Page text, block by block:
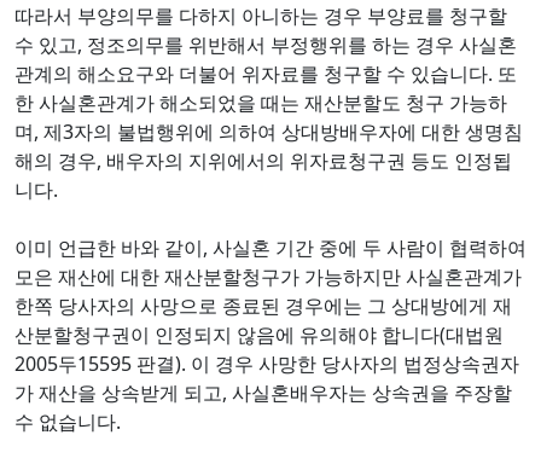
따라서 부양의무를 다하지 아니하는 경우 부양료를 청구할
수 있고, 정조의무를 위반해서 부정행위를 하는 경우 사실혼
관계의 해소요구와 더불어 위자료를 청구할 수 있습니다. 또
한 사실혼관계가 해소되었을 때는 재산분할도 청구 가능하
며, 제3자의 불법행위에 의하여 상대방배우자에 대한 생명침
해의 경우, 배우자의 지위에서의 위자료청구권 등도 인정됩
니다.
이미 언급한 바와 같이, 사실혼 기간 중에 두 사람이 협력하여
모은 재산에 대한 재산분할청구가 가능하지만 사실혼관계가
한쪽 당사자의 사망으로 종료된 경우에는 그 상대방에게 재
산분할청구권이 인정되지 않음에 유의해야 합니다(대법원
2005두15595 판결). 이 경우 사망한 당사자의 법정상속권자
가 재산을 상속받게 되고, 사실혼배우자는 상속권을 주장할
수 없습니다.